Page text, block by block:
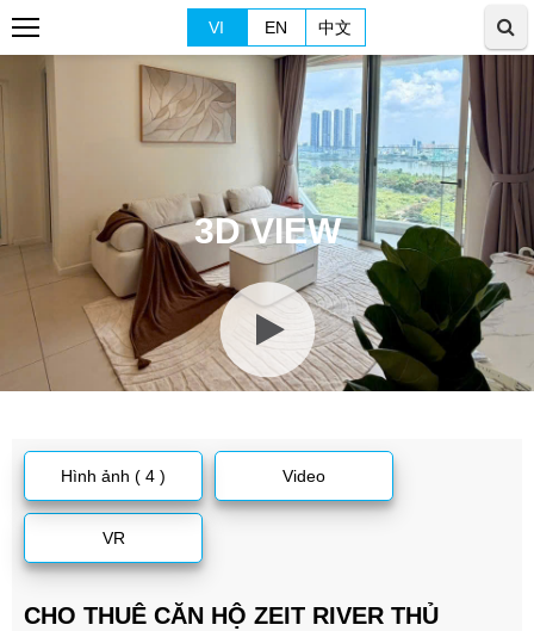
VI EN 中文
3D VIEW
Hình ảnh ( 4 ) Video
VR
CHO THUÊ CĂN HỘ ZEIT RIVER THỦ